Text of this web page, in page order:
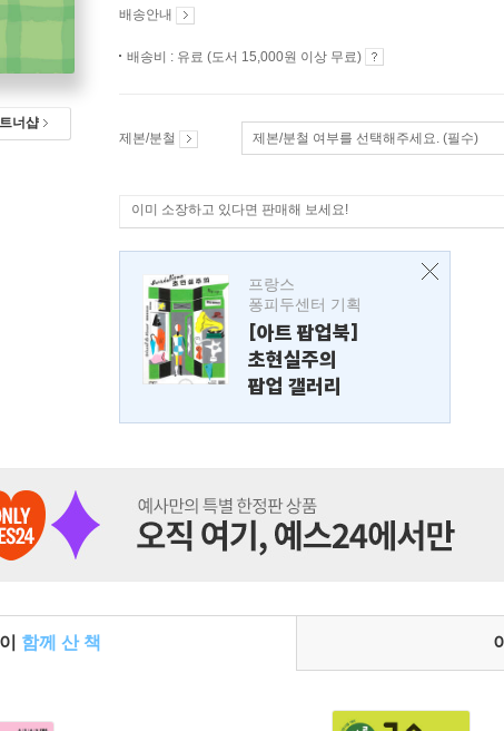
너샵
배송안내
배송비 : 유료 (도서 15,000원 이상 무료)
제본/분철 제본/분철 여부를 선택해주세요. (필수)
이미 소장하고 있다면 판매해 보세요!
프랑스
퐁피두센터 기획
[아트 팝업북]
초현실주의
팝업 갤러리
함께 산 책